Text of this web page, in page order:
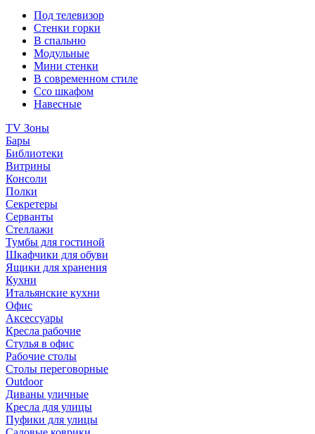
Под телевизор
Стенки горки
В спальню
Модульные
Мини стенки
В современном стиле
Ссо шкафом
Навесные
TV Зоны
Бары
Библиотеки
Витрины
Консоли
Полки
Секретеры
Серванты
Стеллажи
Тумбы для гостиной
Шкафчики для обуви
Ящики для хранения
Кухни
Итальянские кухни
Офис
Аксессуары
Кресла рабочие
Стулья в офис
Рабочие столы
Столы переговорные
Outdoor
Диваны уличные
Кресла для улицы
Пуфики для улицы